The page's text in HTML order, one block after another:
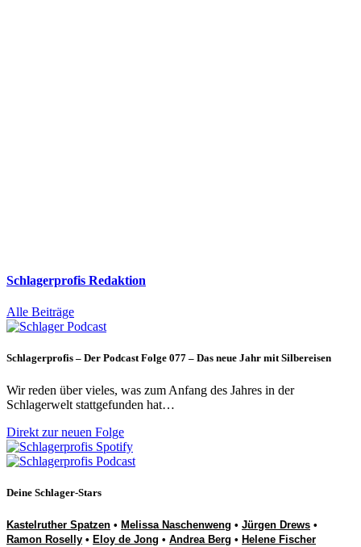
Schlagerprofis Redaktion
Alle Beiträge
Schlagerprofis – Der Podcast Folge 077 – Das neue Jahr mit Silbereisen
Wir reden über vieles, was zum Anfang des Jahres in der
Schlagerwelt stattgefunden hat…
Direkt zur neuen Folge
Deine Schlager-Stars
Kastelruther Spatzen • Melissa Naschenweng • Jürgen Drews •
Ramon Roselly • Eloy de Jong • Andrea Berg • Helene Fischer